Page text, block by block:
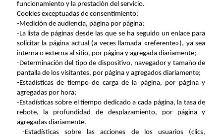
funcionamiento y la prestación del servicio.
Cookies exceptuadas de consentimiento:
-Medición de audiencia, página por página;
-La lista de páginas desde las que se ha seguido un enlace para
solicitar la página actual (a veces llamada «referente»), ya sea
interna o externa al sitio, por página y agregada diariamente;
-Determinación del tipo de dispositivo, navegador y tamaño de
pantalla de los visitantes, por página y agregados diariamente;
-Estadísticas de tiempo de carga de la página, por página y
agregadas por hora;
-Estadísticas sobre el tiempo dedicado a cada página, la tasa de
rebote, la profundidad de desplazamiento, por página y
agregadas diariamente.
-Estadísticas sobre las acciones de los usuarios (clics,